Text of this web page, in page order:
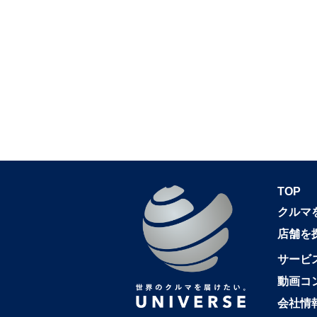
TOP
クルマ
店舗を
サービ
動画コ
会社情